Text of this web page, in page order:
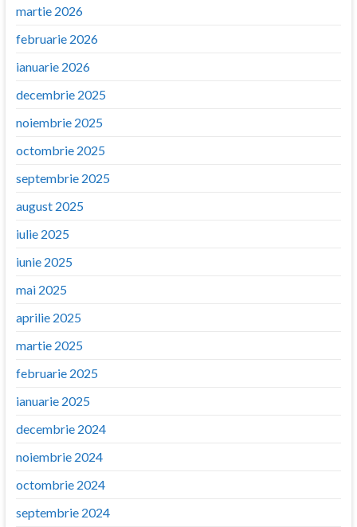
martie 2026
februarie 2026
ianuarie 2026
decembrie 2025
noiembrie 2025
octombrie 2025
septembrie 2025
august 2025
iulie 2025
iunie 2025
mai 2025
aprilie 2025
martie 2025
februarie 2025
ianuarie 2025
decembrie 2024
noiembrie 2024
octombrie 2024
septembrie 2024